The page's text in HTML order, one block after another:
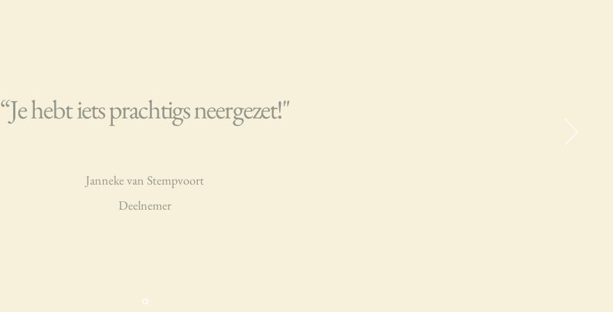
“Je hebt iets prachtigs neergezet!"
Janneke van Stempvoort
Deelnemer